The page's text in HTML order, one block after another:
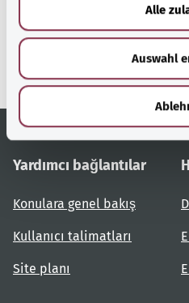
Alle
Auswahl
Yardımcı bağlantılar
Konulara genel bakış
Kullanıcı talimatları
Site planı